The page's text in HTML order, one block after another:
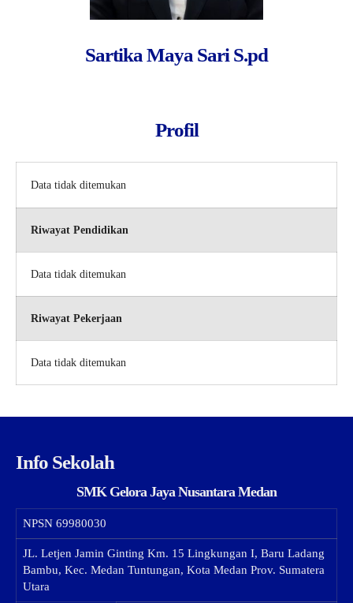
Sartika Maya Sari S.pd
Profil
Data tidak ditemukan
Riwayat Pendidikan
Data tidak ditemukan
Riwayat Pekerjaan
Data tidak ditemukan
Info Sekolah
SMK Gelora Jaya Nusantara Medan
NPSN 69980030
JL. Letjen Jamin Ginting Km. 15 Lingkungan I, Baru Ladang
Bambu, Kec. Medan Tuntungan, Kota Medan Prov. Sumatera
Utara